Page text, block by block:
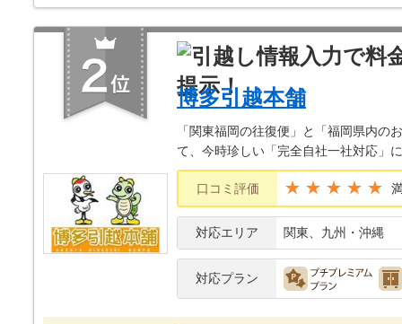
博多引越本舗
「関東福岡の往復便」と「福岡県内
て、今時珍しい「完全自社一社対応」
口コミ評価 ★★★★★
対応エリア 関東、九州・沖縄
対応プラン